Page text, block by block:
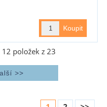
12 položek z23